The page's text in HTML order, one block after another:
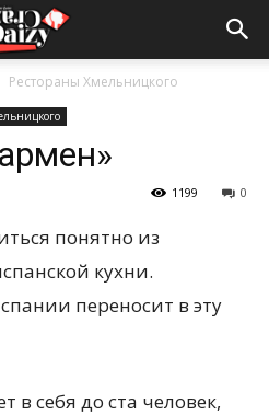
Рестораны Хмельницкого
0
1199
понятно из
кухни.
переносит в эту
в себя до ста человек,